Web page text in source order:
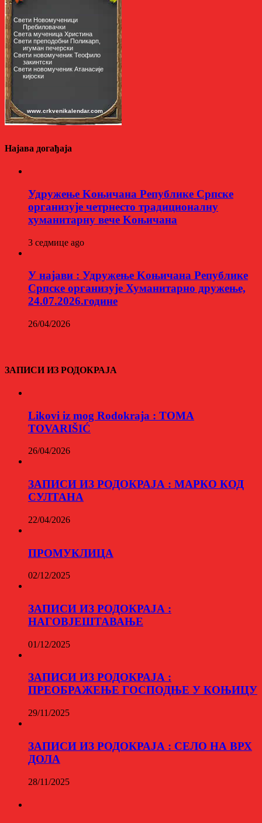
Најава догађаја
Удружење Kоњичана Републике Српске
организује четрнесто традиционалну
хуманитарну вече Kоњичана
3 седмице ago
У најави : Удружење Kоњичана Републике
Српске организује Хуманитарно дружење,
24.07.2026.године
26/04/2026
ЗАПИСИ ИЗ РОДОКРАЈА
Likovi iz mog Rodokraja : TOMA
TOVARIŠIĆ
26/04/2026
ЗАПИСИ ИЗ РОДОКРАЈА : МАРКО КОД
СУЛТАНА
22/04/2026
ПРОМУКЛИЦА
02/12/2025
ЗАПИСИ ИЗ РОДОКРАЈА :
НАГОВЈЕШТАВАЊЕ
01/12/2025
ЗАПИСИ ИЗ РОДОКРАЈА :
ПРЕОБРАЖЕЊЕ ГОСПОДЊЕ У КОЊИЦУ
29/11/2025
ЗАПИСИ ИЗ РОДОКРАЈА : СЕЛО НА ВРХ
ДОЛА
28/11/2025